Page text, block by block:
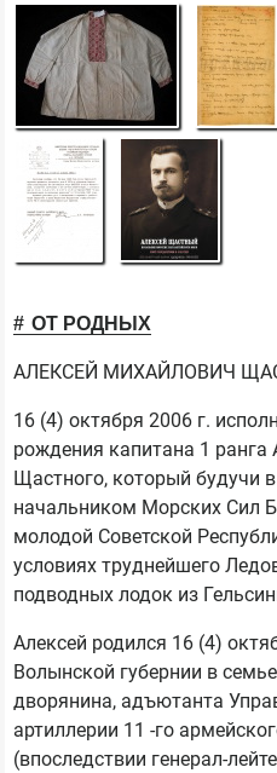
ОТ РОДНЫХ
АЛЕКСЕЙ МИХАЙЛОВИЧ
16 (4) октября 2006 г.
рождения капитана 1
Щастного, который будучи
начальником Морских Сил
молодой Советской
условиях труднейшего
подводных лодок из
Алексей родился 16 (4)
Волынской губернии в
дворянина, адъютанта
артиллерии 11 -го
(впоследствии генерал-